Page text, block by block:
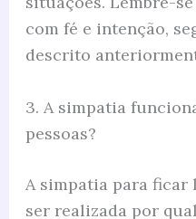
com fé e intenção,
descrito
3. A simpatia
pessoas?
A simpatia para ficar
ser realizada por